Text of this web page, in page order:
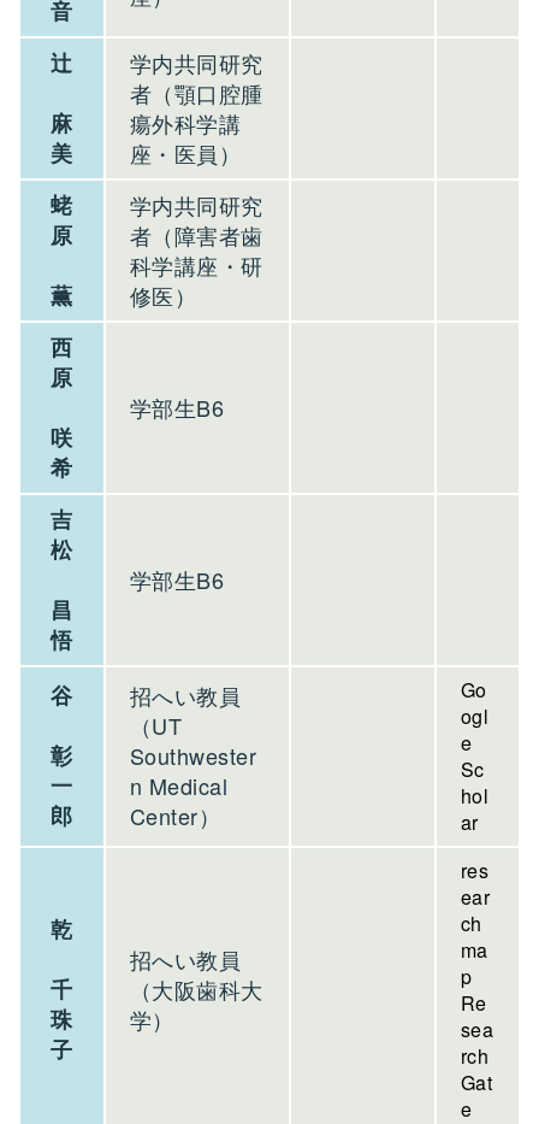
音
辻
麻
美
学内共同研究
者（顎口腔腫
瘍外科学講
座・医員）
蛯
原
薫
学内共同研究
者（障害者歯
科学講座・研
修医）
西
原
咲
希
学部生B6
吉
松
昌
悟
学部生B6
谷
彰
一
郎
招へい教員
（UT
Southwester
n Medical
Center）
Go
ogl
e
Sc
hol
ar
乾
千
珠
子
招へい教員
（大阪歯科大
学）
res
ear
ch
ma
p
Re
sea
rch
Gat
e